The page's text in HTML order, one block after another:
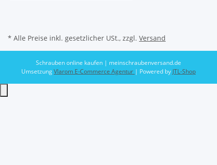
* Alle Preise inkl. gesetzlicher USt., zzgl. Versand
Schrauben online kaufen | meinschraubenversand.de
UmsetzungVlarom E-Commerce Agentur | Powered by JTL-Shop